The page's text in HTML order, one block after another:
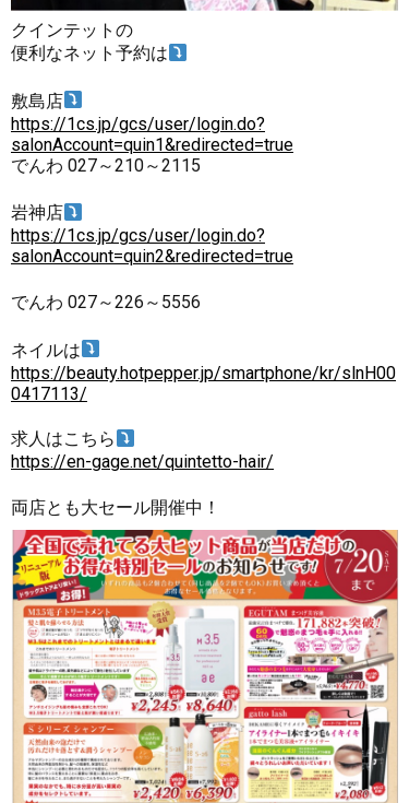
クインテットの
便利なネット予約は
敷島店
https://1cs.jp/gcs/user/login.do?
salonAccount=quin1&redirected=true
でんわ 027～210～2115
岩神店
https://1cs.jp/gcs/user/login.do?
salonAccount=quin2&redirected=true
でんわ 027～226～5556
ネイルは
https://beauty.hotpepper.jp/smartphone/kr/slnH00
0417113/
求人はこちら
https://en-gage.net/quintetto-hair/
両店とも大セール開催中！